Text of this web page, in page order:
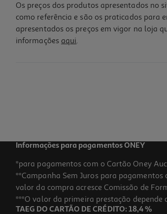
Os preços dos produtos apresentados no
como referência e são os praticados para
apresentados os preços em vigor na loja
informações aqui.
Informações para pagamentos ONEY
*para pagamentos com o Cartão Oney
**Campanha Sem Juros para
valor da compra acresce Comissão de
***O valor da primeira prestação depende
TAEG DO CARTÃO DE CRÉDITO: 18,4 %